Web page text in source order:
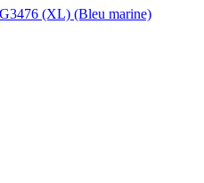
(XL) (Bleu marine)